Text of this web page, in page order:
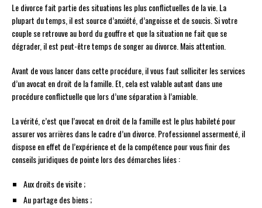
Le divorce fait partie des situations les plus conflictuelles de la vie. La
plupart du temps, il est source d’anxiété, d’angoisse et de soucis. Si votre
couple se retrouve au bord du gouffre et que la situation ne fait que se
dégrader, il est peut-être temps de songer au divorce. Mais attention.
Avant de vous lancer dans cette procédure, il vous faut solliciter les services
d’un avocat en droit de la famille. Et, cela est valable autant dans une
procédure conflictuelle que lors d’une séparation à l’amiable.
La vérité, c’est que l’avocat en droit de la famille est le plus habileté pour
assurer vos arrières dans le cadre d’un divorce. Professionnel assermenté, il
dispose en effet de l’expérience et de la compétence pour vous finir des
conseils juridiques de pointe lors des démarches liées :
Aux droits de visite ;
Au partage des biens ;